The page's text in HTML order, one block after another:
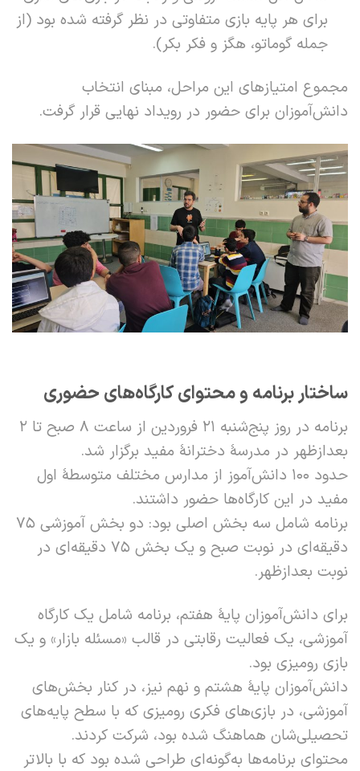
برای هر پایه بازی متفاوتی در نظر گرفته شده بود (از
جمله گوماتو، هگز و فکر بکر).
مجموع امتیازهای این مراحل، مبنای انتخاب
دانش‌آموزان برای حضور در رویداد نهایی قرار گرفت.
ساختار برنامه و محتوای کارگاه‌های حضوری
برنامه در روز پنج‌شنبه ۲۱ فروردین از ساعت ۸ صبح تا ۲
بعدازظهر در مدرسۀ دخترانۀ مفید برگزار شد.
حدود ۱۰۰ دانش‌آموز از مدارس مختلف متوسطۀ اول
مفید در این کارگاه‌ها حضور داشتند.
برنامه شامل سه بخش اصلی بود: دو بخش آموزشی ۷۵
دقیقه‌ای در نوبت صبح و یک بخش ۷۵ دقیقه‌ای در
نوبت بعدازظهر.
برای دانش‌آموزان پایۀ هفتم، برنامه شامل یک کارگاه
آموزشی، یک فعالیت رقابتی در قالب «مسئله بازار» و یک
بازی رومیزی بود.
دانش‌آموزان پایۀ هشتم و نهم نیز، در کنار بخش‌های
آموزشی، در بازی‌های فکری رومیزی که با سطح پایه‌های
تحصیلی‌شان هماهنگ شده بود، شرکت کردند.
محتوای برنامه‌ها به‌گونه‌ای طراحی شده بود که با بالاتر